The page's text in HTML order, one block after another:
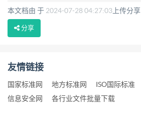
本文档由 于 2024-07-28 04:27:03 上传分享
分享
友情链接
国家标准网 地方标准网 ISO国际标准
信息安全网
各行业文件批量下载